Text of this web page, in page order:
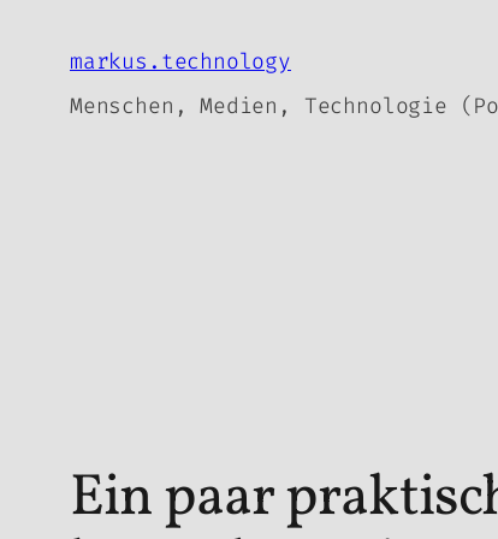
Inhaltmarkus.technology
Menschen, Medien, Technologie
Ein paar